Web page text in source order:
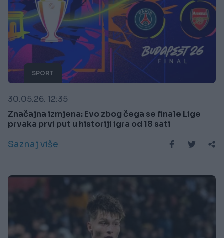
SPORT
30.05.26. 12:35
Značajna izmjena: Evo zbog čega se finale Lige
prvaka prvi put u historiji igra od 18 sati
Saznaj više